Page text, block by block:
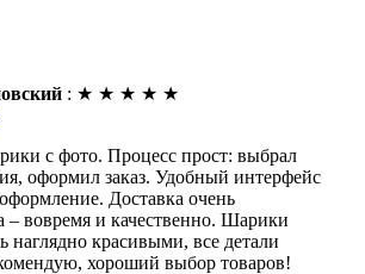
: ★ ★ ★ ★ ★
с фото. Процесс прост: выбрал
оформил заказ. Удобный интерфейс
Доставка очень
– вовремя и качественно. Шарики
наглядно красивыми, все детали
хороший выбор товаров!